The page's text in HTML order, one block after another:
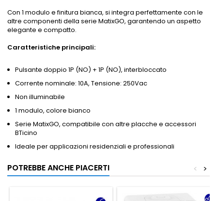
Con 1 modulo e finitura bianca, si integra perfettamente con le
altre componenti della serie MatixGO, garantendo un aspetto
elegante e compatto.
Caratteristiche principali:
Pulsante doppio 1P (NO) + 1P (NO), interbloccato
Corrente nominale: 10A, Tensione: 250Vac
Non illuminabile
1 modulo, colore bianco
Serie MatixGO, compatibile con altre placche e accessori
BTicino
Ideale per applicazioni residenziali e professionali
POTREBBE ANCHE PIACERTI >
<